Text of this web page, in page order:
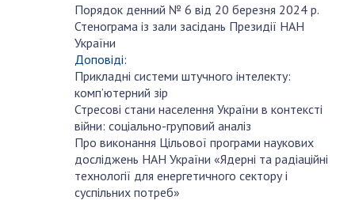
Порядок денний № 6 від 20 березня 2024 р.
Стенограма із зали засідань Президії НАН
України
Доповіді:
Прикладні системи штучного інтелекту:
комп’ютерний зір
Стресові стани населення України в контексті
війни: соціально-груповий аналіз
Про виконання Цільової програми наукових
досліджень НАН України «Ядерні та радіаційні
технології для енергетичного сектору і
суспільних потреб»